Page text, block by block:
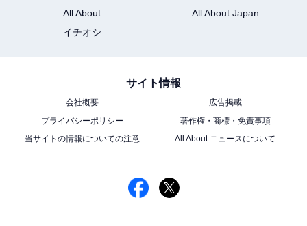
All About
All About Japan
イチオシ
サイト情報
会社概要
広告掲載
プライバシーポリシー
著作権・商標・免責事項
当サイトの情報についての注意
All About ニュースについて